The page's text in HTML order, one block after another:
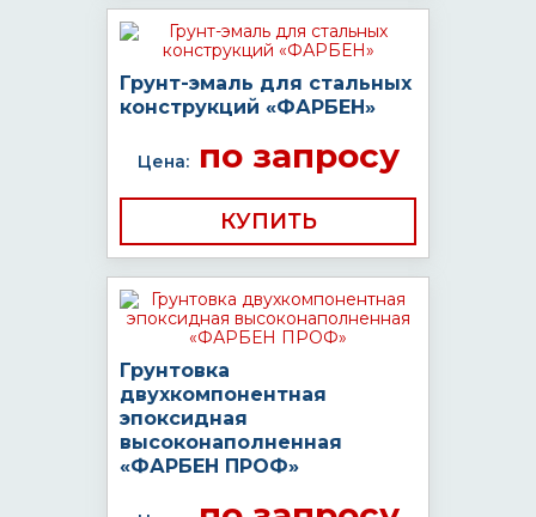
Грунт-эмаль для стальных
конструкций «ФАРБЕН»
Цена:по запросу
КУПИТЬ
Грунтовка
двухкомпонентная
эпоксидная
высоконаполненная
«ФАРБЕН ПРОФ»